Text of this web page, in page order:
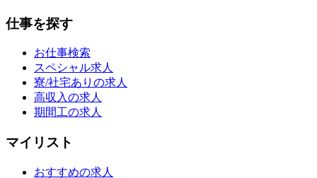
仕事を探す
お仕事検索
スペシャル求人
寮/社宅ありの求人
高収入の求人
期間工の求人
マイリスト
おすすめの求人